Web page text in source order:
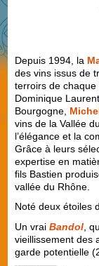
Depuis 1994, la
des vins issus de
terroirs de chaque
Dominique
Bourgogne,
vins de la Vallée
l’élégance et la
Grâce à leurs
expertise en
fils Bastien
vallée du Rhône.
Noté deux étoiles
Un vrai Bandol,
vieillissement des
garde potentielle